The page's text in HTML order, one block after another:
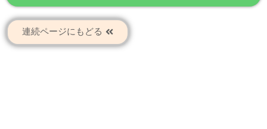
連続ページにもどる